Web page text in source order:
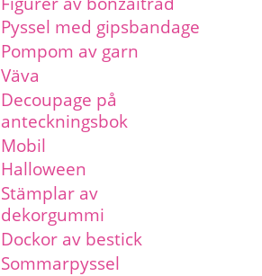
Pyssel med gipsbandage
Pompom av garn
Väva
Decoupage på
anteckningsbok
Mobil
Halloween
Stämplar av
dekorgummi
Dockor av bestick
Sommarpyssel